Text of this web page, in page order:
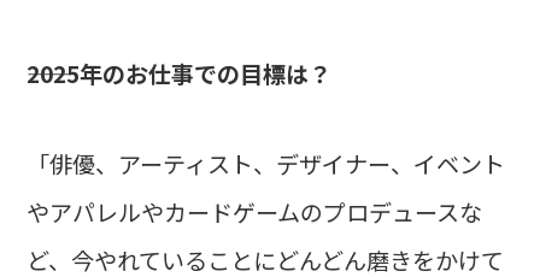
――2025年のお仕事での目標は？
「俳優、アーティスト、デザイナー、イベント
やアパレルやカードゲームのプロデュースな
ど、今やれていることにどんどん磨きをかけて